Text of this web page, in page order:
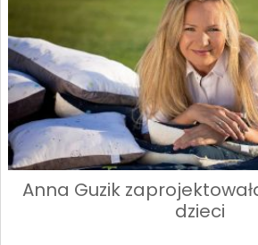
Anna Guzik
dzieci